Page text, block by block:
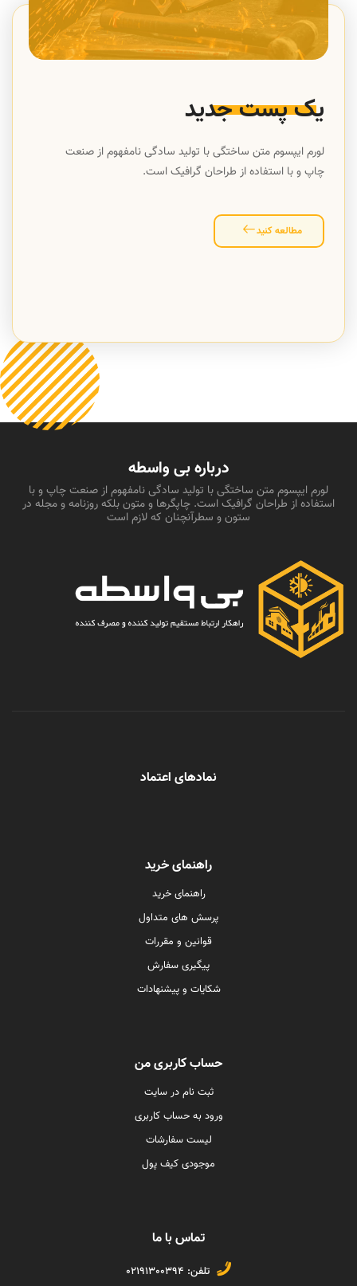
یک پست جدید
لورم ایپسوم متن ساختگی با تولید سادگی نامفهوم از صنعت
چاپ و با استفاده از طراحان گرافیک است.
مطالعه کنید
درباره بی واسطه
لورم ایپسوم متن ساختگی با تولید سادگی نامفهوم از صنعت چاپ و با
استفاده از طراحان گرافیک است. چاپگرها و متون بلکه روزنامه و مجله در
ستون و سطرآنچنان که لازم است
نمادهای اعتماد
راهنمای خرید
راهنمای خرید
پرسش های متداول
قوانین و مقررات
پیگیری سفارش
شکایات و پیشنهادات
حساب کاربری من
ثبت نام در سایت
ورود به حساب کاربری
لیست سفارشات
موجودی کیف پول
تماس با ما
تلفن: 02191300394